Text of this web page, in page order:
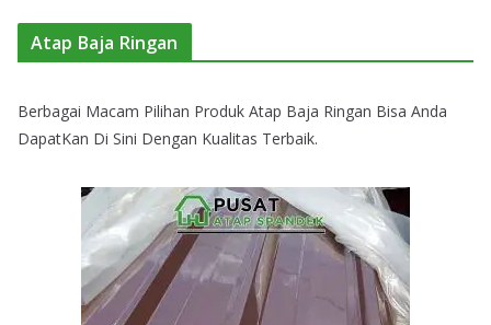
Atap Baja Ringan
Berbagai Macam Pilihan Produk Atap Baja Ringan Bisa Anda
DapatKan Di Sini Dengan Kualitas Terbaik.